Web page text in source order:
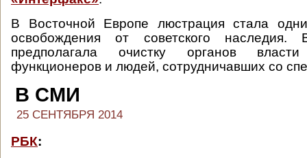
В Восточной Европе люстрация стала
освобождения от советского
предполагала очистку органов
функционеров и людей, сотрудничавших со
В СМИ
25 СЕНТЯБРЯ 2014
РБК: